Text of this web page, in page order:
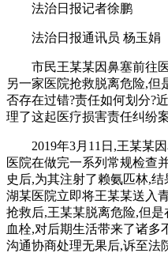
法治日报记者徐鹏
法治日报通讯员 杨玉娟
市民王某某因鼻塞前往
另一家医院抢救脱离危险,但
否存在过错?责任如何划分?
理了这起医疗损害责任纠纷案
2019年3月11日,王某某
医院在做完一系列常规检查
史后,为其注射了赖氨匹林,
湖某医院立即将王某某送入
抢救后,王某某脱离危险,但
血栓,对后期生活带来了诸多
沟通协商处理无果后,诉至法